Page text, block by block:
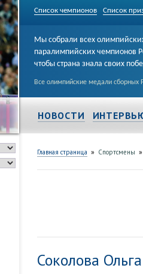
Список чемпионов Список
Мы собрали всех
паралимпийских чемпионов
чтобы страна знала своих
Все олимпийские медали сборных
НОВОСТИ
Главная страница » Спортсмены »
Соколова